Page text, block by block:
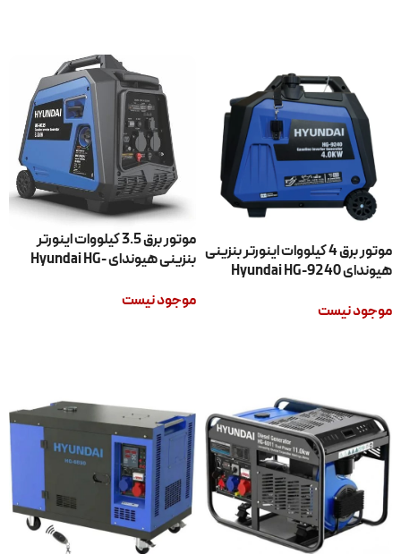
موتور برق 4 کیلووات اینورتر بنزینی
هیوندای Hyundai HG-9240
موجود نیست
موتور برق 3.5 کیلووات اینورتر
بنزینی هیوندای Hyundai HG-
موجود نیست